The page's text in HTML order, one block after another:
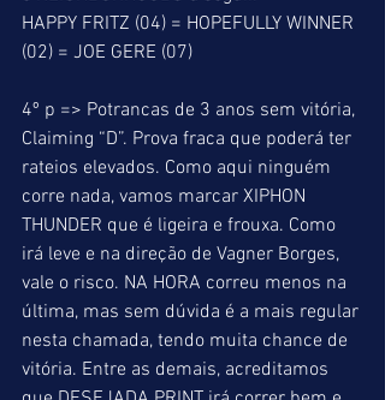
HAPPY FRITZ (04) = HOPEFULLY WINNER
(02) = JOE GERE (07)
4º p => Potrancas de 3 anos sem vitória,
Claiming “D”. Prova fraca que poderá ter
rateios elevados. Como aqui ninguém
corre nada, vamos marcar XIPHON
THUNDER que é ligeira e frouxa. Como
irá leve e na direção de Vagner Borges,
vale o risco. NA HORA correu menos na
última, mas sem dúvida é a mais regular
nesta chamada, tendo muita chance de
vitória. Entre as demais, acreditamos